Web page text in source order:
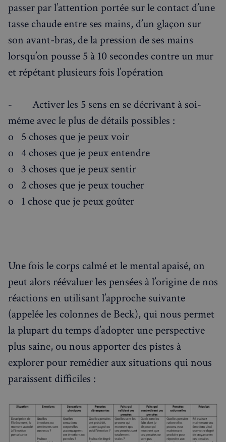
passer par l’attention portée sur le contact d’une
tasse chaude entre ses mains, d’un glaçon sur
son avant-bras, de la pression de ses mains
lorsqu’on pousse 5 à 10 secondes contre un mur
et répétant plusieurs fois l’opération
- Activer les 5 sens en se décrivant à soi-
même avec le plus de détails possibles :
o 5 choses que je peux voir
o 4 choses que je peux entendre
o 3 choses que je peux sentir
o 2 choses que je peux toucher
o 1 chose que je peux goûter
Une fois le corps calmé et le mental apaisé, on
peut alors réévaluer les pensées à l’origine de nos
réactions en utilisant l’approche suivante
(appelée les colonnes de Beck), qui nous permet
la plupart du temps d’adopter une perspective
plus saine, ou nous apporter des pistes à
explorer pour remédier aux situations qui nous
paraissent difficiles :